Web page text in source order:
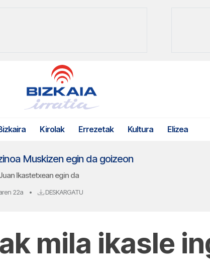
Kirolak Errezetak Kultura Elizea
Muskizen egin da goizeon
Ikastetxean egin da
22a • DESKARGATU
mila ikasle